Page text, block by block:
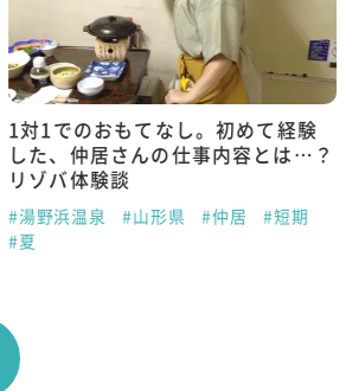
1対1でのおもてなし。初めて経験
した、仲居さんの仕事内容とは…？
リゾバ体験談
#湯野浜温泉 #山形県 #仲居
#短期
#夏